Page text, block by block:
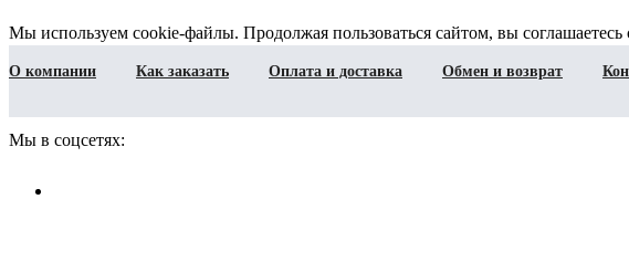
Мы используем cookie-файлы. Продолжая пользоваться сайтом, вы соглашаетесь
О компании Как заказать Оплата и доставка Обмен и возврат
Мы в соцсетях: